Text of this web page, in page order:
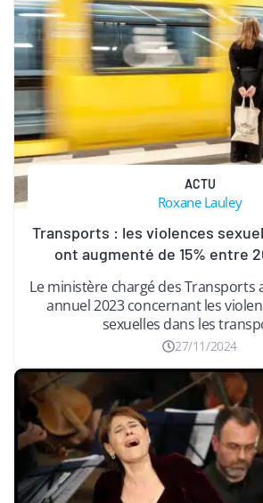
ACTU
Roxane Lauley
Transports : les violences
ont augmenté de 15% entre
Le ministère chargé des Transports
annuel 2023 concernant les
sexuelles dans les
27/11/2024